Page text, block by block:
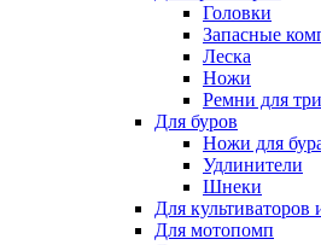
Головки
Запасные
Леска
Ножи
Ремни для
Для буров
Ножи для
Удлинители
Шнеки
Для культиваторов
Для мотопомп